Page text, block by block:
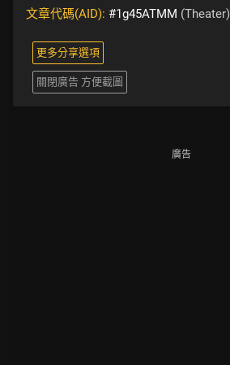
文章代碼(AID): #1g45ATMM (Theater)
更多分享選項
關閉廣告 方便截圖
廣告